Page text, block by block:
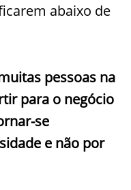
abaixo de
pessoas na
para o negócio
se
e não por